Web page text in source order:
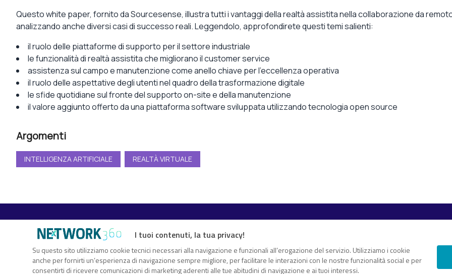
Questo white paper, fornito da Sourcesense, illustra tutti i vantaggi della realtà assistita nella collaborazione da
analizzando anche diversi casi di successo reali. Leggendolo, approfondirete questi temi salienti:
il ruolo delle piattaforme di supporto per il settore industriale
le funzionalità di realtà assistita che migliorano il customer service
assistenza sul campo e manutenzione come anello chiave per l’eccellenza operativa
il ruolo delle aspettative degli utenti nel quadro della trasformazione digitale
le sfide quotidiane sul fronte del supporto on-site e della manutenzione
il valore aggiunto offerto da una piattaforma software sviluppata utilizzando tecnologia open source
Argomenti
INTELLIGENZA ARTIFICIALE REALTÀ VIRTUALE
TechFlix360 è il nuovo centro risorse di Nextwork360. Un vero e proprio “knowledge hub”
sull’innovazione digitale che ti consente di approfondire gli argomenti di tuo interesse
attraverso white paper, webcast, eBook, infografiche, webinar.
White paper
Eventi on demand
Eventi futuri
I tuoi contenuti, la tua privacy!
Su questo sito utilizziamo cookie tecnici necessari alla navigazione e funzionali all’erogazione del servizio. Utilizziamo i cookie
anche per fornirti un’esperienza di navigazione sempre migliore, per facilitare le interazioni con le nostre funzionalità social e per
consentirti di ricevere comunicazioni di marketing aderenti alle tue abitudini di navigazione e ai tuoi interessi.